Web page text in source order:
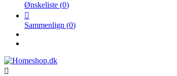
Ønskeliste (0)

Sammenlign (0)
